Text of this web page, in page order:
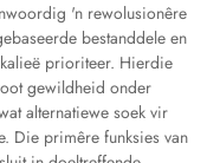
'n rewolusionêre
bestanddele en
prioriteer. Hierdie
gewildheid onder
alternatiewe soek vir
Die primêre funksies van